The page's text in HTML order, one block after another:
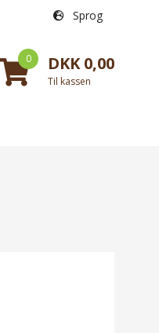
Sprog
0 DKK 0,00
Til kassen